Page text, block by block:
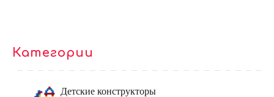
Категории
Детские конструкторы